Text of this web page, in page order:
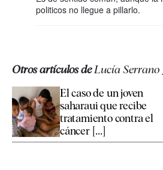
politicos no llegue a pillarlo.
Otros artículos deLucía Serrano
El caso de un joven
saharaui que recibe
tratamiento contra el
cáncer [...]